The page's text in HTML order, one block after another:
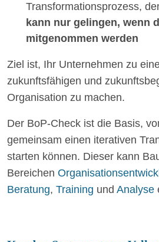
Transformationsprozess,
kann nur gelingen, wenn
mitgenommen werden
Ziel ist, Ihr Unternehmen zu
zukunftsfähigen und
Organisation zu machen.
Der BoP-Check ist die Basis,
gemeinsam einen iterativen
starten können. Dieser kann
Bereichen
Beratung, Training und Analyse